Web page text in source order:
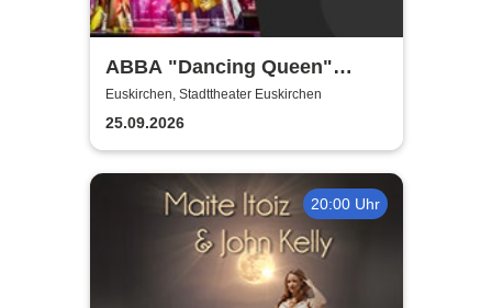
ABBA "Dancing Queen"
Show 2026
Euskirchen, Stadttheater Euskirchen
25.09.2026
20:00 Uhr